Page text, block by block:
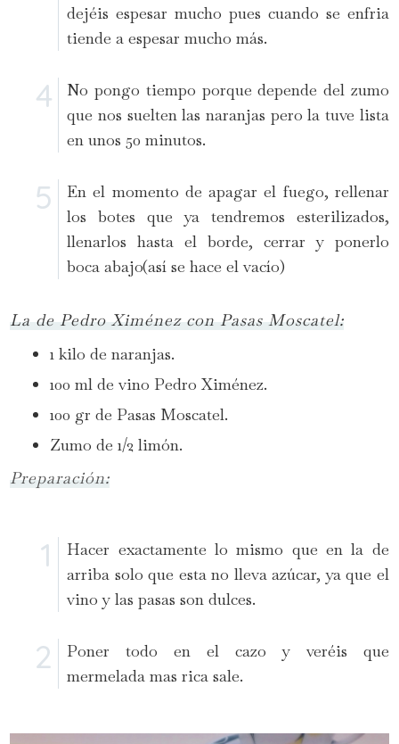
dejéis espesar mucho pues cuando se enfria
tiende a espesar mucho más.
No pongo tiempo porque depende del zumo
que nos suelten las naranjas pero la tuve lista
en unos 50 minutos.
En el momento de apagar el fuego, rellenar
los botes que ya tendremos esterilizados,
llenarlos hasta el borde, cerrar y ponerlo
boca abajo(así se hace el vacío)
La de Pedro Ximénez con Pasas Moscatel:
1 kilo de naranjas.
100 ml de vino Pedro Ximénez.
100 gr de Pasas Moscatel.
Zumo de 1/2 limón.
Preparación:
Hacer exactamente lo mismo que en la de
arriba solo que esta no lleva azúcar, ya que el
vino y las pasas son dulces.
Poner todo en el cazo y veréis que
mermelada mas rica sale.